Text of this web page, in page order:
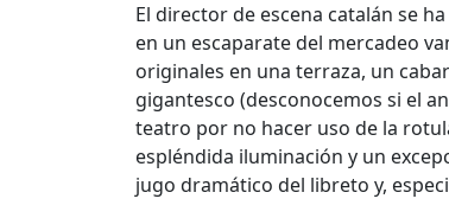
El director de escena catalán se
en un escaparate del mercadeo
originales en una terraza, un
gigantesco (desconocemos si el
teatro por no hacer uso de la
espléndida iluminación y un
jugo dramático del libreto y,